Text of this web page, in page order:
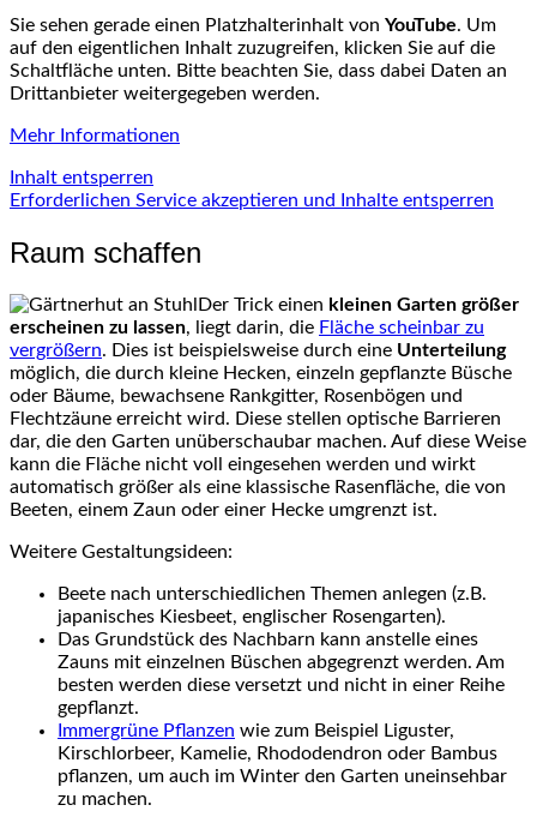
Sie sehen gerade einen Platzhalterinhalt von YouTube. Um
auf den eigentlichen Inhalt zuzugreifen, klicken Sie auf die
Schaltfläche unten. Bitte beachten Sie, dass dabei Daten an
Drittanbieter weitergegeben werden.
Mehr Informationen
Inhalt entsperren
Erforderlichen Service akzeptieren und Inhalte entsperren
Raum schaffen
Der Trick einen kleinen Garten größer
erscheinen zu lassen, liegt darin, die Fläche scheinbar zu
vergrößern. Dies ist beispielsweise durch eine Unterteilung
möglich, die durch kleine Hecken, einzeln gepflanzte Büsche
oder Bäume, bewachsene Rankgitter, Rosenbögen und
Flechtzäune erreicht wird. Diese stellen optische Barrieren
dar, die den Garten unüberschaubar machen. Auf diese Weise
kann die Fläche nicht voll eingesehen werden und wirkt
automatisch größer als eine klassische Rasenfläche, die von
Beeten, einem Zaun oder einer Hecke umgrenzt ist.
Weitere Gestaltungsideen:
Beete nach unterschiedlichen Themen anlegen (z.B.
japanisches Kiesbeet, englischer Rosengarten).
Das Grundstück des Nachbarn kann anstelle eines
Zauns mit einzelnen Büschen abgegrenzt werden. Am
besten werden diese versetzt und nicht in einer Reihe
gepflanzt.
Immergrüne Pflanzen wie zum Beispiel Liguster,
Kirschlorbeer, Kamelie, Rhododendron oder Bambus
pflanzen, um auch im Winter den Garten uneinsehbar
zu machen.